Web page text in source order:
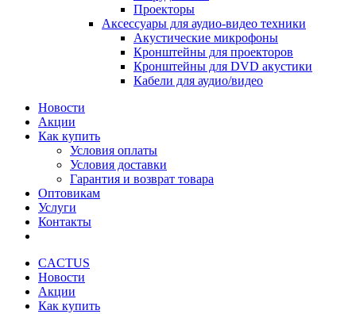
Проекторы
Аксессуары для аудио-видео техники
Акустические микрофоны
Кронштейны для проекторов
Кронштейны для DVD акустики
Кабели для аудио/видео
Новости
Акции
Как купить
Условия оплаты
Условия доставки
Гарантия и возврат товара
Оптовикам
Услуги
Контакты
CACTUS
Новости
Акции
Как купить